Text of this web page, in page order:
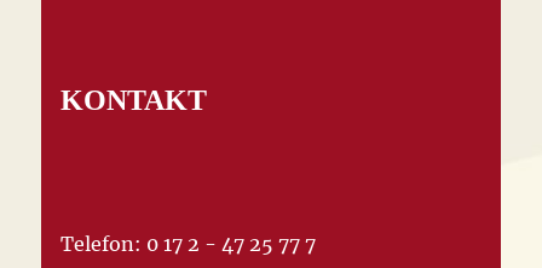
KONTAKT
Telefon: 0 17 2 - 47 25 77 7